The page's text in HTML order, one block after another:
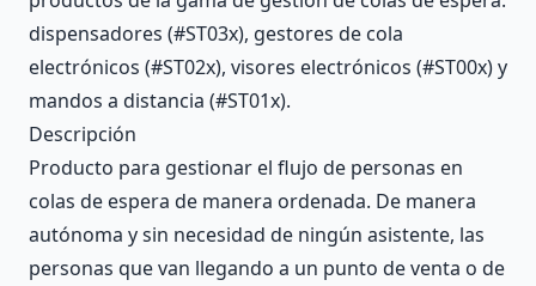
dispensadores (#ST03x), gestores de cola
electrónicos (#ST02x), visores electrónicos (#ST00x) y
mandos a distancia (#ST01x).
Descripción
Producto para gestionar el flujo de personas en
colas de espera de manera ordenada. De manera
autónoma y sin necesidad de ningún asistente, las
personas que van llegando a un punto de venta o de